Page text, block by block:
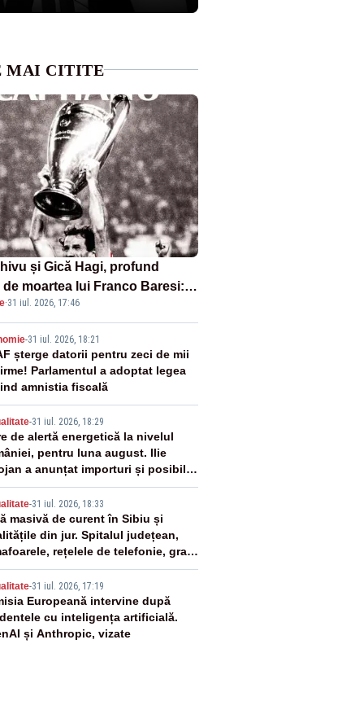
MAI CITITE
și Gică Hagi, profund
de moartea lui Franco Baresi:
a fotbalului mondial”
·31 iul. 2026, 17:46
-31 iul. 2026, 18:21
șterge datorii pentru zeci de mii
Parlamentul a adoptat legea
amnistia fiscală
-31 iul. 2026, 18:29
de alertă energetică la nivelul
pentru luna august. Ilie
a anunțat importuri și posibile
– VIDEO
-31 iul. 2026, 18:33
masivă de curent în Sibiu și
din jur. Spitalul județean,
rețelele de telefonie, grav
-31 iul. 2026, 17:19
Europeană intervine după
cu inteligența artificială.
și Anthropic, vizate